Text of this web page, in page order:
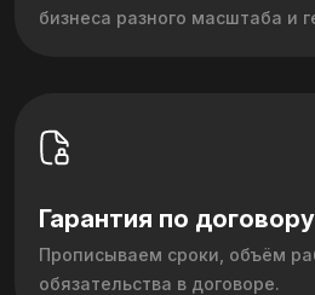
бизнеса разного масштаба и
Гарантия по договору
Прописываем сроки, объём
обязательства в договоре.